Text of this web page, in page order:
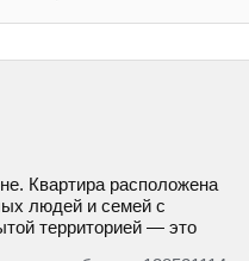
Квартира расположена
людей и семей с
территорией — это